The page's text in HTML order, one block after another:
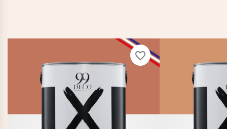
favorite_border